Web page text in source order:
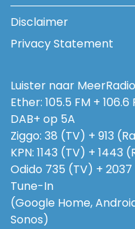
Disclaimer
Privacy Statement
Luister naar
Ether: 105.5 FM + 106.6
DAB+ op 5A
Ziggo: 38 (TV) + 913
KPN: 1143 (TV) + 1443
Odido 735 (TV) +
Tune-In
(Google Home,
Sonos)